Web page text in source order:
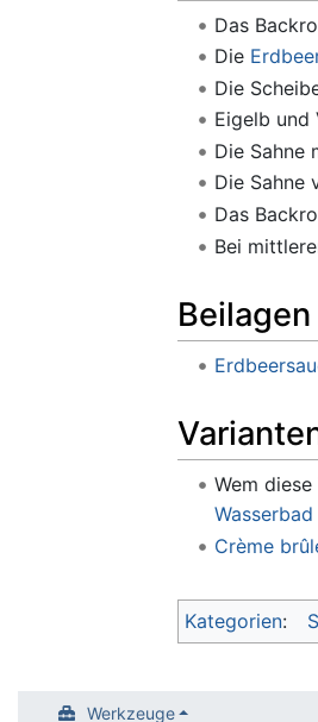
Das
Die
Die
Eigelb und
Die Sahne
Die Sahne
Das
Bei
Beilagen
Wem
Wasserbad
Crème
Kategorien:
Werkzeuge